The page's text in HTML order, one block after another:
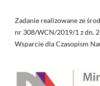
Zadanie realizowane ze
nr 308/WCN/2019/1 z dn.
Wsparcie dla Czasopism